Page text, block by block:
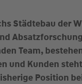
Städtebau der
Team,
und Kunden
Position